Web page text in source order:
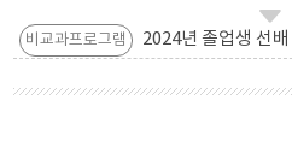
비교과프로그램 2024년 졸업생 선